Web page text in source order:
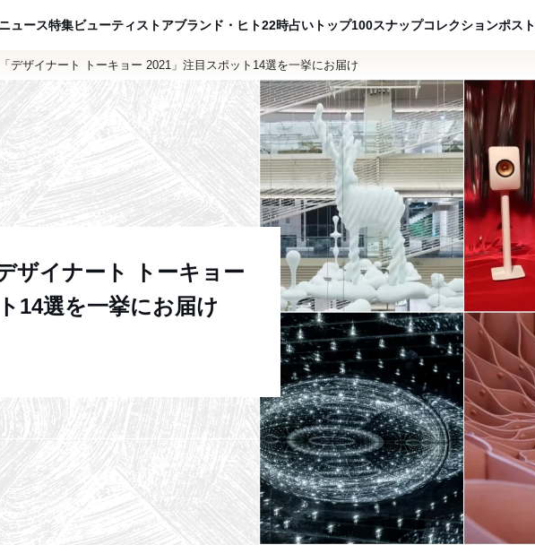
ニュース特集ビューティ ストアブランド・ヒト22時占い トップ100スナップコレクションポスト
「デザイナート トーキョー 2021」注目スポット14選を一挙にお届け
ザイナート トーキョー
14選を一挙にお届け